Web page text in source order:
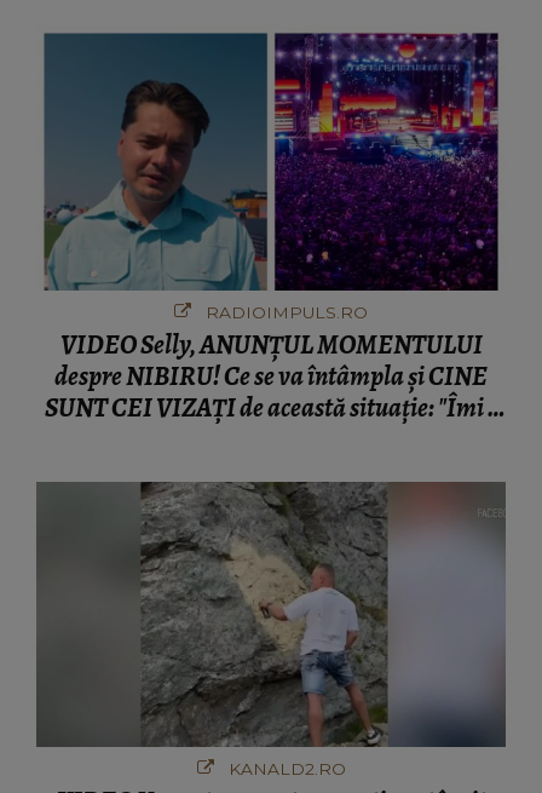
RADIOIMPULS.RO
VIDEO Selly, ANUNȚUL MOMENTULUI
despre NIBIRU! Ce se va întâmpla și CINE
SUNT CEI VIZAȚI de această situație: "Îmi e
KANALD2.RO